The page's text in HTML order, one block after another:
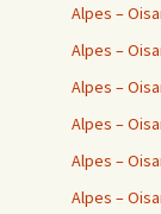
Alpes –
Alpes –
Alpes –
Alpes –
Alpes –
Alpes –